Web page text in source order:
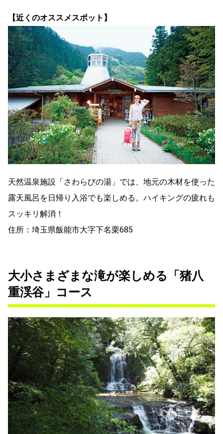
【近くのオススメスポット】
天然温泉施設「さわらびの湯」では、地元の木材を使った
露天風呂を日帰り入浴でも楽しめる。ハイキングの疲れも
スッキリ解消！
住所：埼玉県飯能市大字下名栗685
大小さまざまな滝が楽しめる「猪八
重渓谷」コース